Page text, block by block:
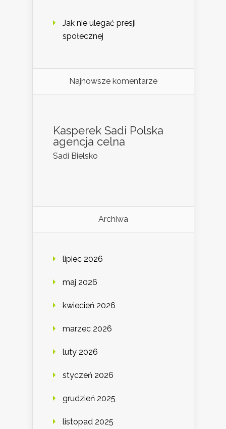
Jak nie ulegać presji
społecznej
Najnowsze komentarze
Kasperek Sadi Polska
agencja celna
Sadi Bielsko
Archiwa
lipiec 2026
maj 2026
kwiecień 2026
marzec 2026
luty 2026
styczeń 2026
grudzień 2025
listopad 2025